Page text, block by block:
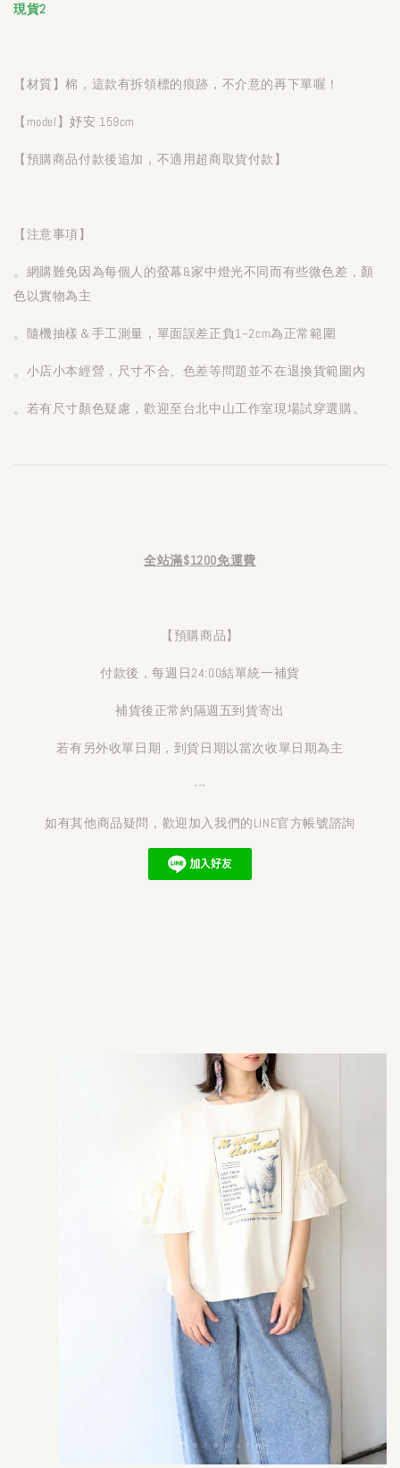
現貨2
【材質】棉，這款有拆領標的痕跡，不介意的再下單喔！
【model】妤安 159cm
【預購商品付款後追加，不適用超商取貨付款】
【注意事項】
。網購難免因為每個人的螢幕&家中燈光不同而有些微色差，顏
色以實物為主
。隨機抽樣＆手工測量，單面誤差正負1~2cm為正常範圍
。小店小本經營，尺寸不合、色差等問題並不在退換貨範圍內
。若有尺寸顏色疑慮，歡迎至台北中山工作室現場試穿選購。
全站滿$1200免運費
【預購商品】
付款後，每週日24:00結單統一補貨
補貨後正常約隔週五到貨寄出
若有另外收單日期，到貨日期以當次收單日期為主
---
如有其他商品疑問，歡迎加入我們的LINE官方帳號諮詢